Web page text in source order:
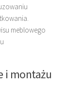
meblowego
i montażu